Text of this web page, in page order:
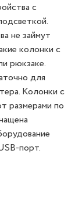
с
не займут
колонки с
рюкзаке.
для
Колонки с
размерами по
порт.